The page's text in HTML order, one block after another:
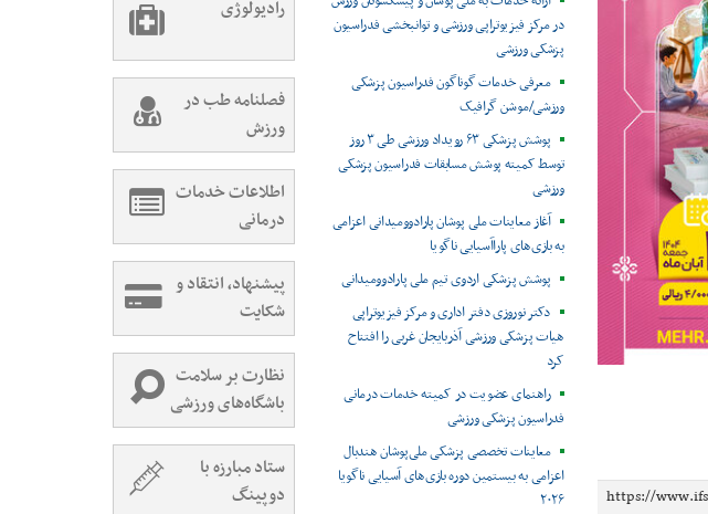
در مرکز فیزیوتراپی ورزشی و توانبخشی فدراسیون
پزشکی ورزشی
معرفی خدمات گوناگون فدراسیون پزشکی
ورزشی/موشن گرافیک
پوشش پزشکی ۶۳ رویداد ورزشی طی ۳ روز
توسط کمیته پوشش مسابقات فدراسیون پزشکی
ورزشی
آغاز معاینات ملی پوشان پارادوومیدانی اعزامی
به بازی‌های پاراآسیایی ناگویا
پوشش پزشکی اردوی تیم ملی پارادوومیدانی
دکتر نوروزی دفتر اداری و مرکز فیزیوتراپی
هیات پزشکی ورزشی آذربایجان غربی را افتتاح
کرد
راهنمای عضویت در کمیته خدمات درمانی
فدراسیون پزشکی ورزشی
معاینات تخصصی پزشکی ملی‌پوشان هندبال
اعزامی به بیستمین دوره بازی‌های آسیایی ناگویا
۲۰۲۶
رادیولوژی
فصلنامه طب در
ورزش
اطلاعات خدمات
درمانی
پیشنهاد، انتقاد و
شکایت
نظارت بر سلامت
باشگاه‌های ورزشی
ستاد مبارزه با
دوپینگ